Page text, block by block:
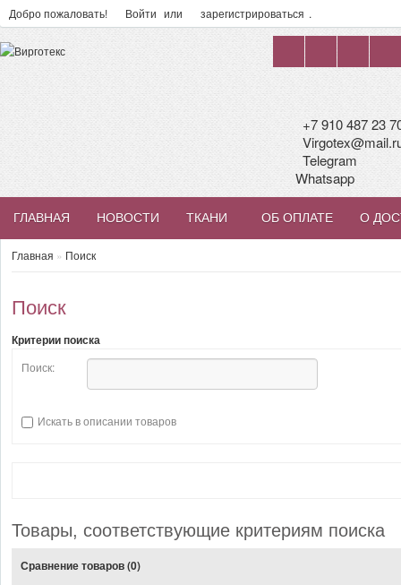
Добро пожаловать! Войти или зарегистрироваться .
+7 910 487 23
Telegram
Whatsapp
ГЛАВНАЯ НОВОСТИ ТКАНИ ОБ ОПЛАТЕ О
Главная » Поиск
Поиск
Критерии поиска
Поиск:
Искать в описании товаров
Товары, соответствующие критериям поиска
Сравнение товаров (0)